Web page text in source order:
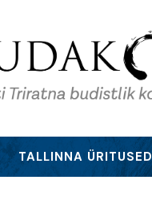
TALLINNA ÜRITUSED